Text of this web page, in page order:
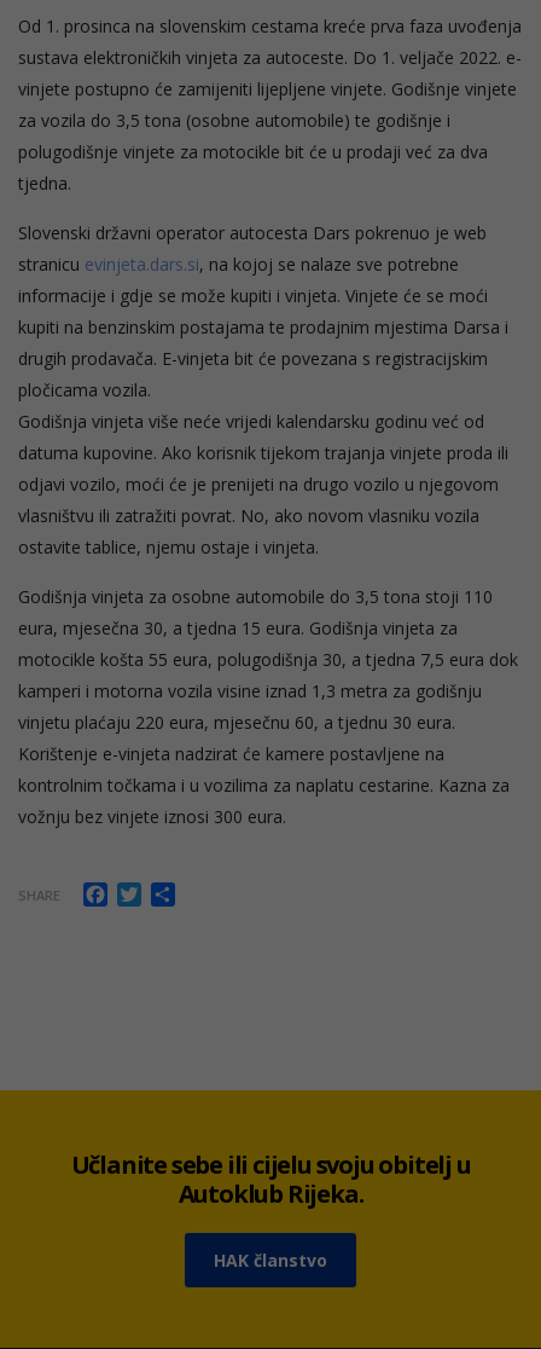
Od 1. prosinca na slovenskim cestama kreće prva faza uvođenja
sustava elektroničkih vinjeta za autoceste. Do 1. veljače 2022. e-
vinjete postupno će zamijeniti lijepljene vinjete. Godišnje vinjete
za vozila do 3,5 tona (osobne automobile) te godišnje i
polugodišnje vinjete za motocikle bit će u prodaji već za dva
tjedna.
Slovenski državni operator autocesta Dars pokrenuo je web
stranicu evinjeta.dars.si, na kojoj se nalaze sve potrebne
informacije i gdje se može kupiti i vinjeta. Vinjete će se moći
kupiti na benzinskim postajama te prodajnim mjestima Darsa i
drugih prodavača. E-vinjeta bit će povezana s registracijskim
pločicama vozila.
Godišnja vinjeta više neće vrijedi kalendarsku godinu već od
datuma kupovine. Ako korisnik tijekom trajanja vinjete proda ili
odjavi vozilo, moći će je prenijeti na drugo vozilo u njegovom
vlasništvu ili zatražiti povrat. No, ako novom vlasniku vozila
ostavite tablice, njemu ostaje i vinjeta.
Godišnja vinjeta za osobne automobile do 3,5 tona stoji 110
eura, mjesečna 30, a tjedna 15 eura. Godišnja vinjeta za
motocikle košta 55 eura, polugodišnja 30, a tjedna 7,5 eura dok
kamperi i motorna vozila visine iznad 1,3 metra za godišnju
vinjetu plaćaju 220 eura, mjesečnu 60, a tjednu 30 eura.
Korištenje e-vinjeta nadzirat će kamere postavljene na
kontrolnim točkama i u vozilima za naplatu cestarine. Kazna za
vožnju bez vinjete iznosi 300 eura.
SHARE Facebook
Twitter
Učlanite sebe ili cijelu svoju obitelj u
Autoklub Rijeka.
HAK članstvo